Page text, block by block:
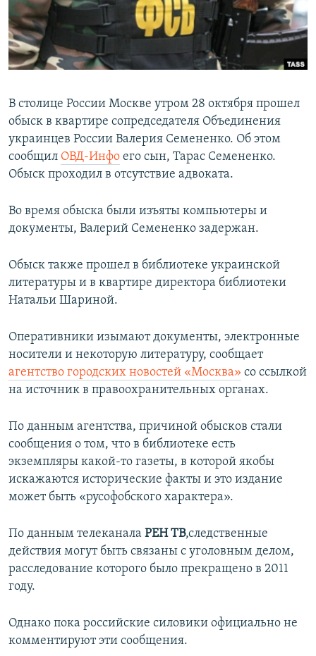
ПОБЕДИТЕЛЕЙ НЕ СУДЯТ?
КРЫМ.НЕПОКОРЕННЫЙ
ELIFBE
ПРИСОЕДИНЯЙТЕСЬ!
Все сайты RFE/RL
В столице России Москве утром 28 октября прошел
обыск в квартире сопредседателя Объединения
украинцев России Валерия Семененко. Об этом
сообщил ОВД-Инфо его сын, Тарас Семененко.
Обыск проходил в отсутствие адвоката.
Во время обыска были изъяты компьютеры и
документы, Валерий Семененко задержан.
Обыск также прошел в библиотеке украинской
литературы и в квартире директора библиотеки
Натальи Шариной.
Оперативники изымают документы, электронные
носители и некоторую литературу, сообщает
агентство городских новостей «Москва» со ссылкой
на источник в правоохранительных органах.
По данным агентства, причиной обысков стали
сообщения о том, что в библиотеке есть
экземпляры какой-то газеты, в которой якобы
искажаются исторические факты и это издание
может быть «русофобского характера».
По данным телеканала РЕН ТВ,следственные
действия могут быть связаны с уголовным делом,
расследование которого было прекращено в 2011
году.
Однако пока российские силовики официально не
комментируют эти сообщения.